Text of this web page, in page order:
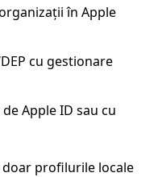
în Apple
cu gestionare
Apple ID sau cu
profilurile locale